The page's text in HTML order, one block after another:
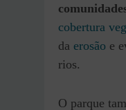
cobertura
da erosão e
rios.
O parque